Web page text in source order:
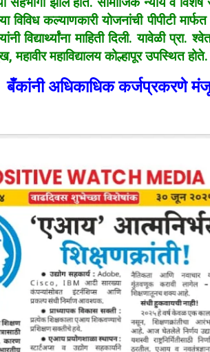
विविध कल्याणकारी योजनांची पीपीटी
विद्यार्थ्यांना माहिती दिली.यावेळी प्रा.
महाविद्यालय कोल्हापूर ‍उपस्थित होते.
बँकांनी अधिकाधिक कर्जप्रकरणे